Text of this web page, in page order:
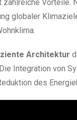
Vorteile.
globaler
Architektur
Integration von
des